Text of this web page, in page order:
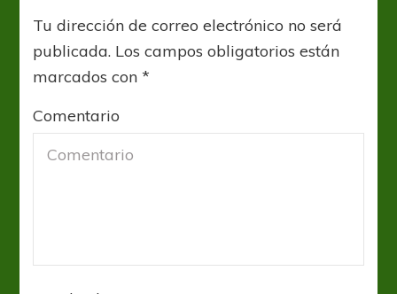
Tu dirección de correo electrónico no será
publicada. Los campos obligatorios están
marcados con*
Comentario